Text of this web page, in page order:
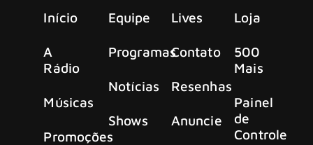
Início
A
Rádio
Músicas
Promoções
Equipe
Programas
Notícias
Shows
Lives
Contato
Resenhas
Anuncie
Loja
500
Mais
Painel
de
Controle